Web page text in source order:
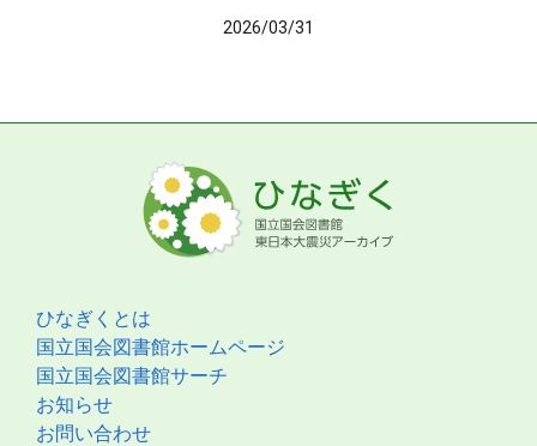
2026/03/31
ひなぎくとは
国立国会図書館ホームページ
国立国会図書館サーチ
お知らせ
お問い合わせ